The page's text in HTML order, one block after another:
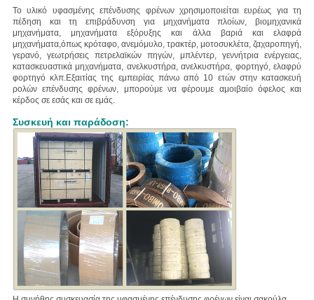
Το υλικό υφασμένης επένδυσης φρένων χρησιμοποιείται ευρέως για τη
πέδηση και τη επιβράδυνση για μηχανήματα πλοίων, βιομηχανικά
μηχανήματα, μηχανήματα εξόρυξης και άλλα βαριά και ελαφρά
μηχανήματα,όπως κρόταφο, ανεμόμυλο, τρακτέρ, μοτοσυκλέτα, ζαχαροπηγή,
γερανό, γεωτρήσεις πετρελαϊκών πηγών, μπλέντερ, γεννήτρια ενέργειας,
κατασκευαστικά μηχανήματα, ανελκυστήρα, ανελκυστήρα, φορτηγό, ελαφρύ
φορτηγό κλπ.Εξαιτίας της εμπειρίας πάνω από 10 ετών στην κατασκευή
ρολών επένδυσης φρένων, μπορούμε να φέρουμε αμοιβαίο όφελος και
κέρδος σε εσάς και σε εμάς.
Συσκευή και παράδοση: